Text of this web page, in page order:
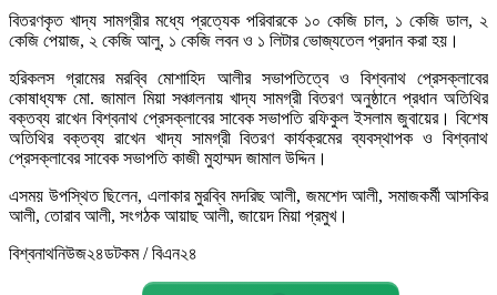
বিতরণকৃত খাদ্য সামগ্রীর মধ্যে প্রত্যেক পরিবারকে ১০ কেজি চাল, ১ কেজি ডাল, ২
কেজি পেয়াজ, ২ কেজি আলু, ১ কেজি লবন ও ১ লিটার ভোজ্যতেল প্রদান করা হয়।
হরিকলস গ্রামের মরব্বি মোশাহিদ আলীর সভাপতিত্বে ও বিশ্বনাথ প্রেসক্লাবের
কোষাধ্যক্ষ মো. জামাল মিয়া সঞ্চালনায় খাদ্য সামগ্রী বিতরণ অনুষ্ঠানে প্রধান অতিথির
বক্তব্য রাখেন বিশ্বনাথ প্রেসক্লাবের সাবেক সভাপতি রফিকুল ইসলাম জুবায়ের। বিশেষ
অতিথির বক্তব্য রাখেন খাদ্য সামগ্রী বিতরণ কার্যক্রমের ব্যবস্থাপক ও বিশ্বনাথ
প্রেসক্লাবের সাবেক সভাপতি কাজী মুহাম্মদ জামাল উদ্দিন।
এসময় উপস্থিত ছিলেন, এলাকার মুরব্বি মদরিছ আলী, জমশেদ আলী, সমাজকর্মী আসকির
আলী, তোরাব আলী, সংগঠক আয়াছ আলী, জায়েদ মিয়া প্রমুখ।
বিশ্বনাথনিউজ২৪ডটকম / বিএন২৪